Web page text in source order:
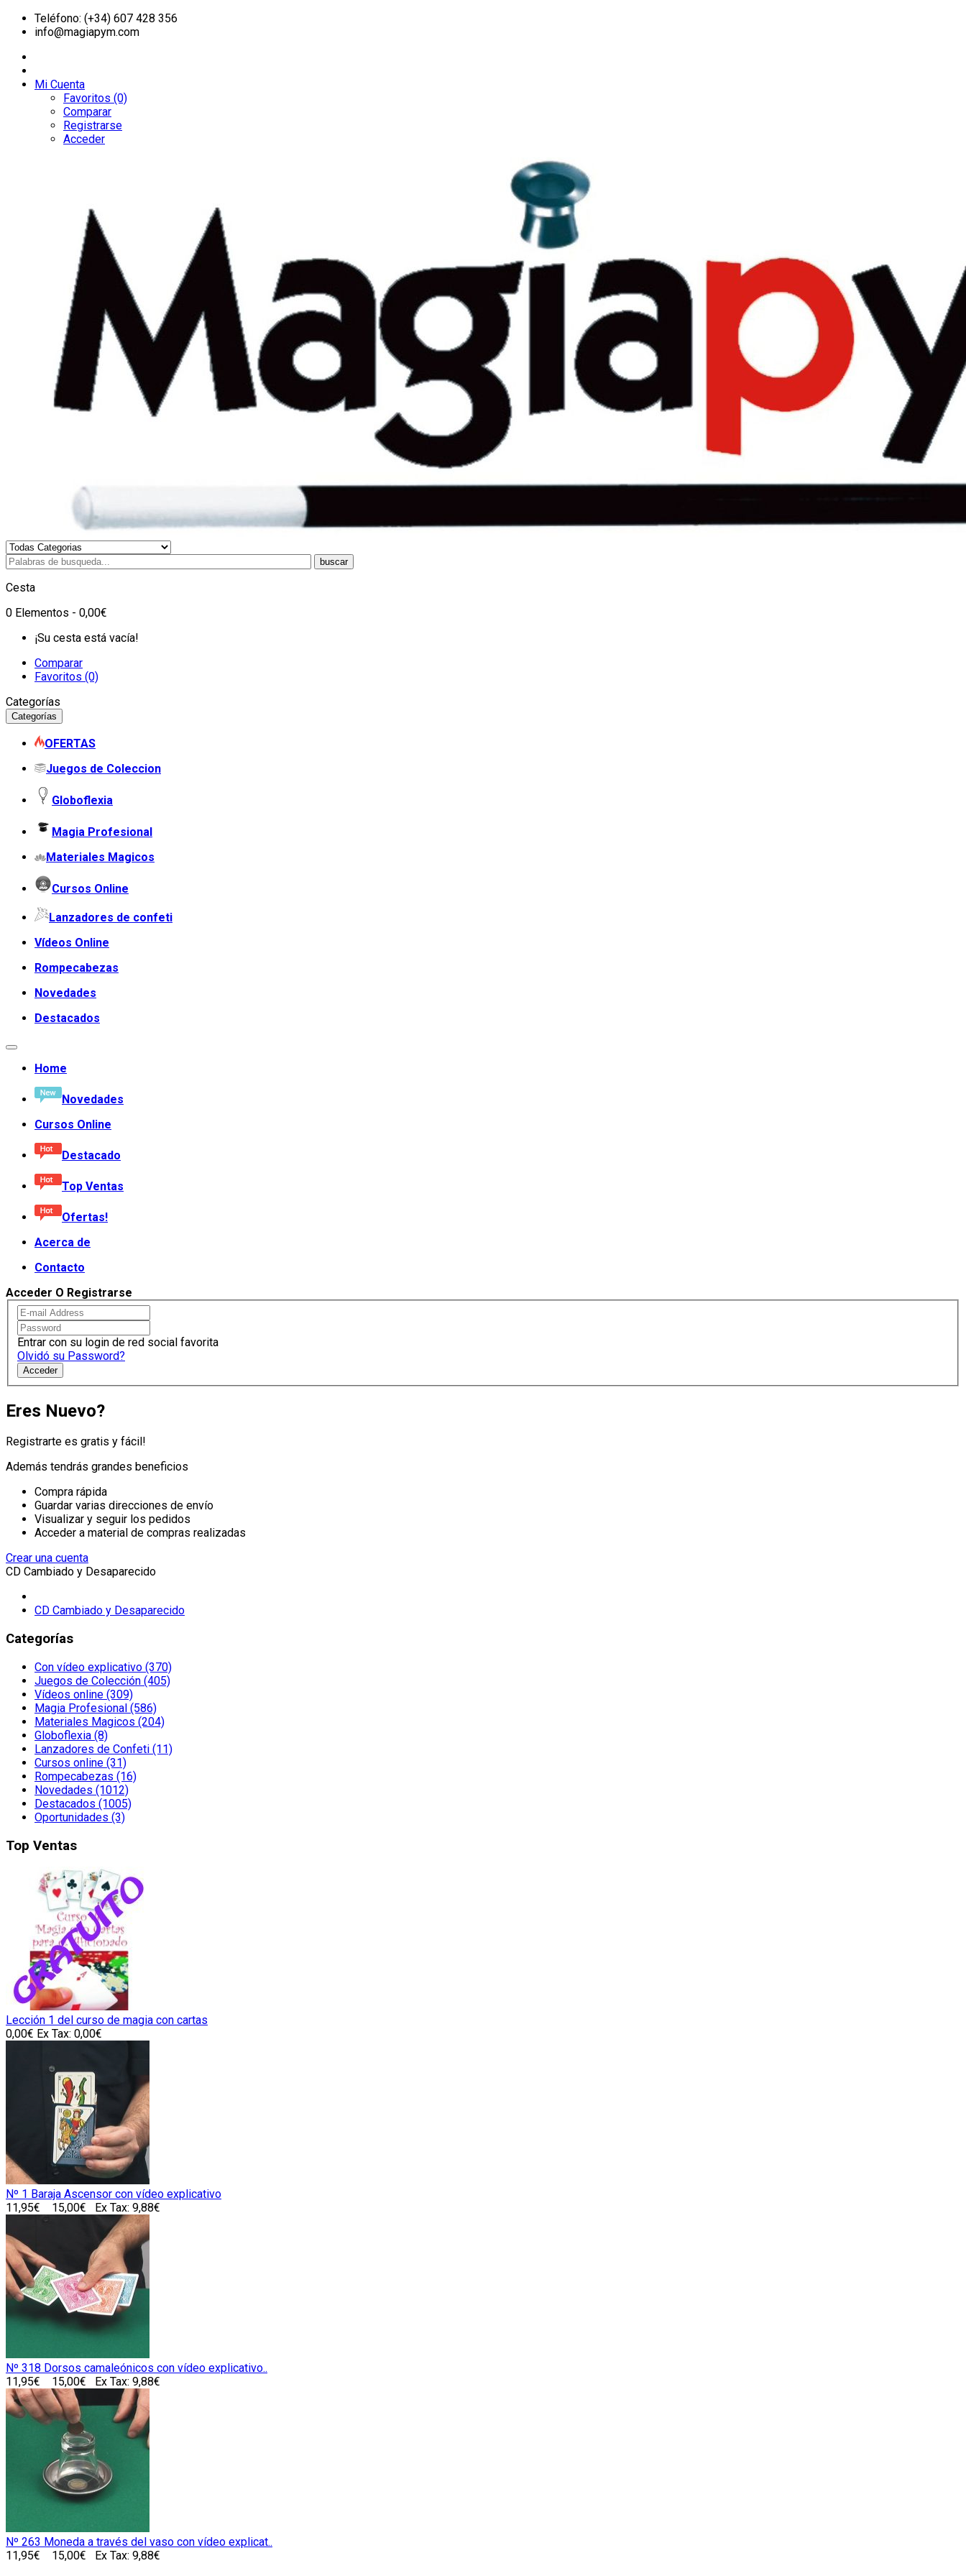
Teléfono: (+34) 607 428 356
info@magiapym.com
Mi Cuenta
Favoritos (0)
Comparar
Registrarse
Acceder
buscar
Cesta
0 Elementos - 0,00€
¡Su cesta está vacía!
Comparar
Favoritos (0)
Categorías
Categorías
OFERTAS
Juegos de Coleccion
Globoflexia
Magia Profesional
Materiales Magicos
Cursos Online
Lanzadores de confeti
Vídeos Online
Rompecabezas
Novedades
Destacados
Home
Novedades
Cursos Online
Destacado
Top Ventas
Ofertas!
Acerca de
Contacto
Acceder O Registrarse
Entrar con su login de red social favorita
Olvidó su Password?
Acceder
Eres Nuevo?
Registrarte es gratis y fácil!
Además tendrás grandes beneficios
Compra rápida
Guardar varias direcciones de envío
Visualizar y seguir los pedidos
Acceder a material de compras realizadas
Crear una cuenta
CD Cambiado y Desaparecido
CD Cambiado y Desaparecido
Categorías
Con vídeo explicativo (370)
Juegos de Colección (405)
Vídeos online (309)
Magia Profesional (586)
Materiales Magicos (204)
Globoflexia (8)
Lanzadores de Confeti (11)
Cursos online (31)
Rompecabezas (16)
Novedades (1012)
Destacados (1005)
Oportunidades (3)
Top Ventas
Lección 1 del curso de magia con cartas
0,00€ Ex Tax: 0,00€
Nº 1 Baraja Ascensor con vídeo explicativo
11,95€
15,00€ Ex Tax: 9,88€
Nº 318 Dorsos camaleónicos con vídeo explicativo..
11,95€
15,00€ Ex Tax: 9,88€
Nº 263 Moneda a través del vaso con vídeo explicat..
11,95€
15,00€ Ex Tax: 9,88€